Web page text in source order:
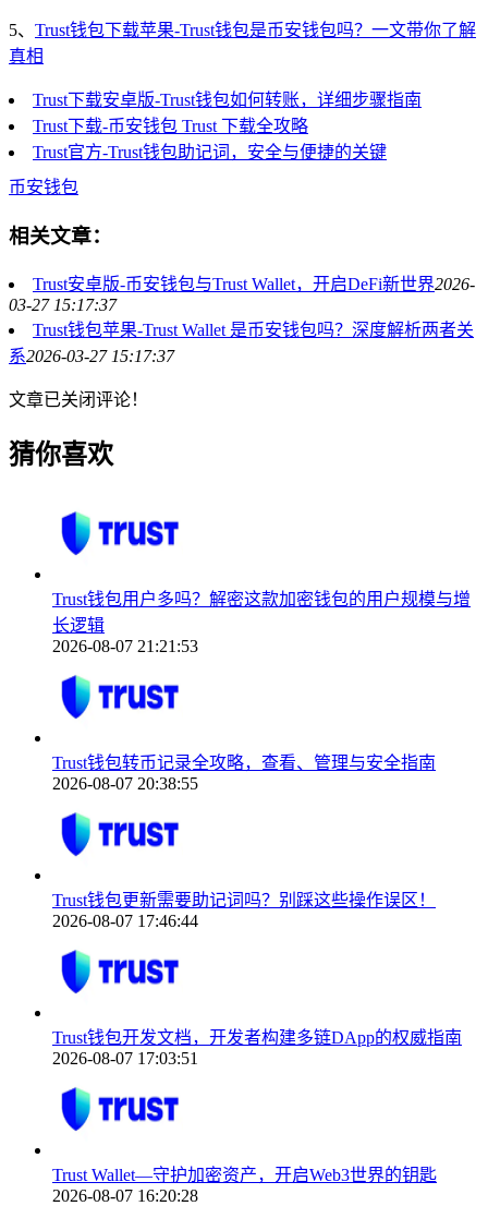
5、 Trust钱包下载苹果-Trust钱包是币安钱包吗？一文带你了解
真相
Trust下载安卓版-Trust钱包如何转账，详细步骤指南
Trust下载-币安钱包 Trust 下载全攻略
Trust官方-Trust钱包助记词，安全与便捷的关键
币安钱包
相关文章：
Trust安卓版-币安钱包与Trust Wallet，开启DeFi新世界2026-
03-27 15:17:37
Trust钱包苹果-Trust Wallet 是币安钱包吗？深度解析两者关
系2026-03-27 15:17:37
文章已关闭评论！
猜你喜欢
Trust钱包用户多吗？解密这款加密钱包的用户规模与增
长逻辑
2026-08-07 21:21:53
Trust钱包转币记录全攻略，查看、管理与安全指南
2026-08-07 20:38:55
Trust钱包更新需要助记词吗？别踩这些操作误区！
2026-08-07 17:46:44
Trust钱包开发文档，开发者构建多链DApp的权威指南
2026-08-07 17:03:51
Trust Wallet—守护加密资产，开启Web3世界的钥匙
2026-08-07 16:20:28